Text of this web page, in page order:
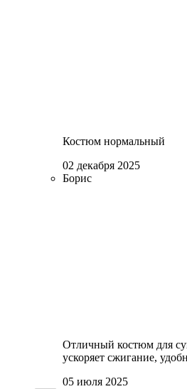
Костюм нормальный
02 декабря 2025
Борис
Отличный костюм для
ускоряет сжигание,
05 июля 2025